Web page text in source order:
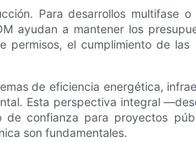
Para desarrollos multifase
ayudan a mantener los
el cumplimiento de
de eficiencia energética,
Esta perspectiva integral
confianza para proyectos
son fundamentales.